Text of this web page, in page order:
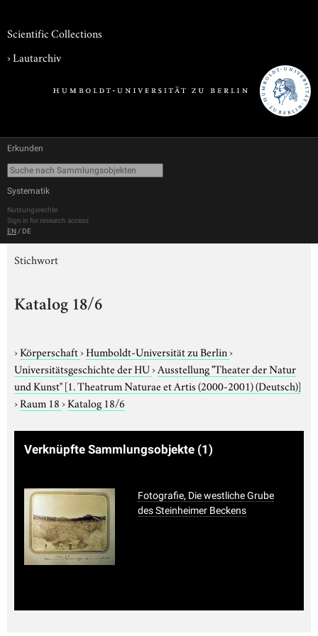
Scientific Collections
›Lautarchiv
Erkunden
Systematik
Nutzungsrechte
Sign in for research access
EN / DE
Stichwort
Katalog 18/6
›Körperschaft›Humboldt-Universität zu Berlin›
Universitätsgeschichte der HU›Ausstellung "Theater der Natur
und Kunst"[1. Theatrum Naturae et Artis (2000-2001) (Deutsch)]
›Raum 18›Katalog 18/6
Verknüpfte Sammlungsobjekte (1)
Fotografie, Die westliche Grube
des Steinheimer Beckens